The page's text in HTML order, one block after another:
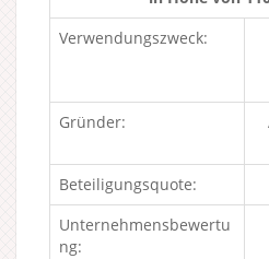
Verwendungszweck:
Gründer:
Beteiligungsquote:
Unternehmensbewertu
ng: